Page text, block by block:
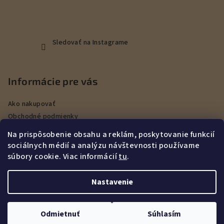
Na prispôsobenie obsahu a reklám, poskytovanie funkcií
sociálnych médií a analýzu návštevnosti používame
súbory cookie. Viac informáciítu.
Nastavenie
Odmietnuť Súhlasím
Sledovať na Instagrame
Informácie pre vás
Ako nakupovať
Obchodné podmienky
Podmienky ochrany osobných údajov
Veľkoobchod
Kontakty
Upraviť nastavenie cookies